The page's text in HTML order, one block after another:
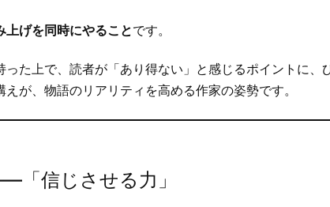
上げを同時にやることです。
った上で、読者が「あり得ない」と感じるポイントに、
が、物語のリアリティを高める作家の姿勢です。
「信じさせる力」